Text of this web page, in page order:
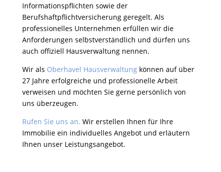
Informationspflichten sowie der
Berufshaftpflichtversicherung geregelt. Als
professionelles Unternehmen erfüllen wir die
Anforderungen selbstverständlich und dürfen uns
auch offiziell Hausverwaltung nennen.
Wir als Oberhavel Hausverwaltungkönnen auf über
27 Jahre erfolgreiche und professionelle Arbeit
verweisen und möchten Sie gerne persönlich von
uns überzeugen.
Rufen Sie uns an. Wir erstellen Ihnen für Ihre
Immobilie ein individuelles Angebot und erläutern
Ihnen unser Leistungsangebot.